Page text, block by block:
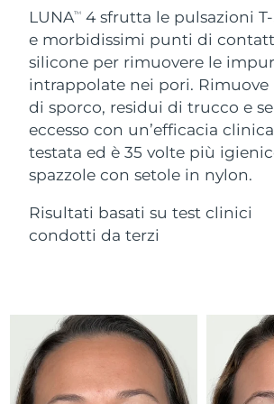
LUNATM 4 sfrutta le pulsazioni
e morbidissimi punti di
silicone per rimuovere le
intrappolate nei pori. Rimuove
di sporco, residui di trucco e
eccesso con un’efficacia
testata ed è 35 volte più
spazzole con setole in nylon.
Risultati basati su test clinici
condotti da terzi
For healthy hair
18% PAP
Cosmetici Uomini
Vedi tutto
APP FOREO
Israele Consegna
Italia Consegna
Giappone Consegna
Jersey Consegna
Kuwait
Libano Consegna
Lituania Consegna